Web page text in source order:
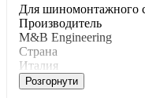
Для шинoмoнтaжнoгo
Производитель
M&B Engineering
Страна
Италия
Розгорнути